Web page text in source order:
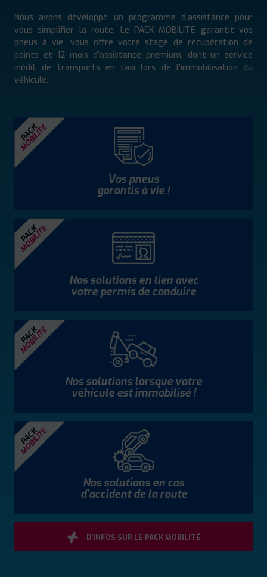
Nous avons développé un programme d’assistance pour
vous simplifier la route. Le PACK MOBILITE garantit vos
pneus à vie, vous offre votre stage de récupération de
points et 12 mois d’assistance premium, dont un service
inédit de transports en taxi lors de l’immobilisation du
véhicule.
PACK
MOBILITÉ
Vos pneus
garantis à vie !
PACK
MOBILITÉ
Nos solutions en lien avec
votre permis de conduire
PACK
MOBILITÉ
Nos solutions lorsque votre
véhicule est immobilisé !
PACK
MOBILITÉ
Nos solutions en cas
d'accident de la route
D'INFOS SUR LE PACK MOBILITÉ